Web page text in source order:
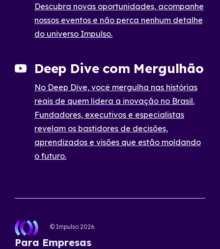
Descubra novas oportunidades, acompanhe
nossos eventos e não perca nenhum detalhe
do universo Impulso.
Deep Dive com Mergulhão
No Deep Dive, você mergulha nas histórias
reais de quem lidera a inovação no Brasil.
Fundadores, executivos e especialistas
revelam os bastidores de decisões,
aprendizados e visões que estão moldando
o futuro.
© Impulso 2026
Para Empresas